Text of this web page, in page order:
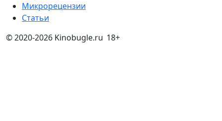
Микрорецензии
Статьи
© 2020-2026 Kinobugle.ru 18+